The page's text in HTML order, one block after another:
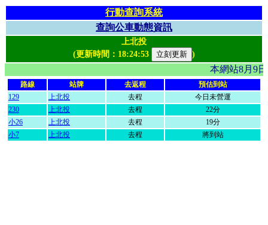
行動查詢系統
查詢公車動態資訊
上北投
(更新時間： 18:24:53 )
本網站8月9
路線 站牌 去返程
預估到站
129
上北投 去程
今日未營運
230
上北投 去程
22分
小26
上北投 去程
19分
小7
上北投 去程 將到站